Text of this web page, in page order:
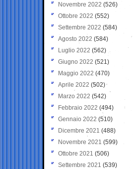
Novembre 2022 (526)
Ottobre 2022 (552)
Settembre 2022 (584)
Agosto 2022 (584)
Luglio 2022 (562)
Giugno 2022 (521)
Maggio 2022 (470)
Aprile 2022 (502)
Marzo 2022 (542)
Febbraio 2022 (494)
Gennaio 2022 (510)
Dicembre 2021 (488)
Novembre 2021 (599)
Ottobre 2021 (506)
Settembre 2021 (539)